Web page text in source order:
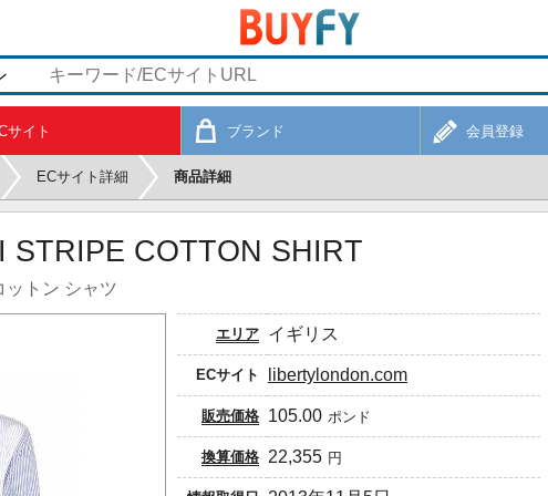
サイト ブランド 会員登録
ECサイト詳細 商品詳細
STRIPE COTTON SHIRT
ットン シャツ
エリア イギリス
ECサイト libertylondon.com
販売価格 105.00 ポンド
換算価格 22,355 円